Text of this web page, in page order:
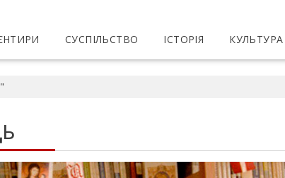
СУСПІЛЬСТВО ІСТОРІЯ КУЛЬТУРА